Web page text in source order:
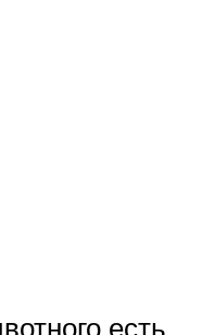
есть